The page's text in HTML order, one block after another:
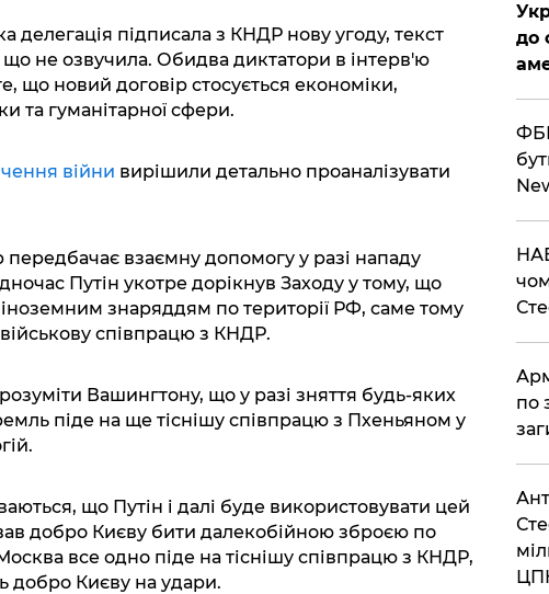
делегація підписала з КНДР нову угоду, текст
що не озвучила. Обидва диктатори в інтерв'ю
що новий договір стосується економіки,
та гуманітарної сфери.
війни вирішили детально проаналізувати
взаємну допомогу у разі нападу
Путін укотре дорікнув Заходу у тому, що
знаряддям по території РФ, саме тому
співпрацю з КНДР.
Вашингтону, що у разі зняття будь-яких
піде на ще тіснішу співпрацю з Пхеньяном у
що Путін і далі буде використовувати цей
добро Києву бити далекобійною зброєю по
все одно піде на тіснішу співпрацю з КНДР,
добро Києву на удари.
до
по